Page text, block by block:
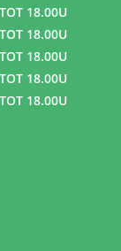
18.00U
18.00U
18.00U
18.00U
18.00U